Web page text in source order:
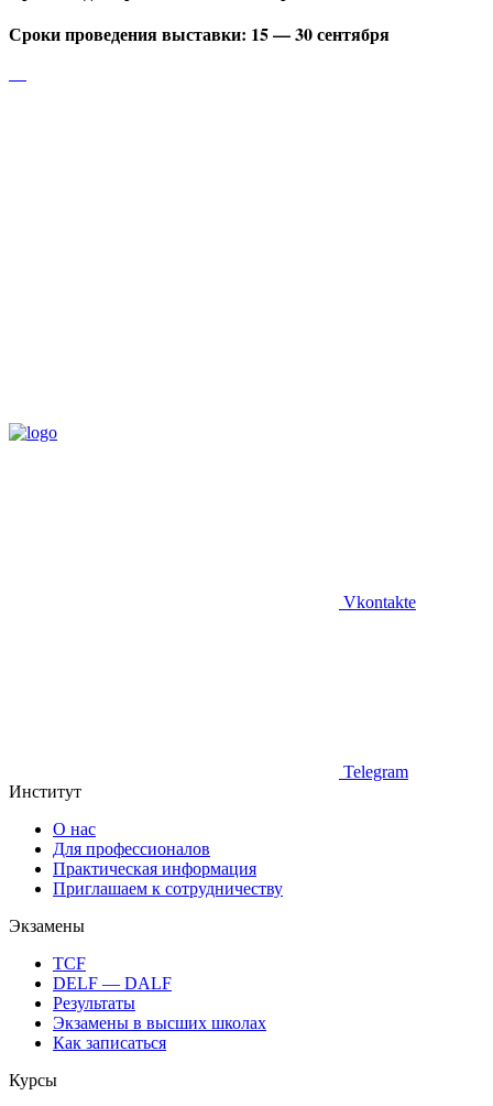
Сроки проведения выставки: 15 — 30 сентября
Vkontakte
Telegram
Институт
О нас
Для профессионалов
Практическая информация
Приглашаем к сотрудничеству
Экзамены
TCF
DELF — DALF
Результаты
Экзамены в высших школах
Как записаться
Курсы